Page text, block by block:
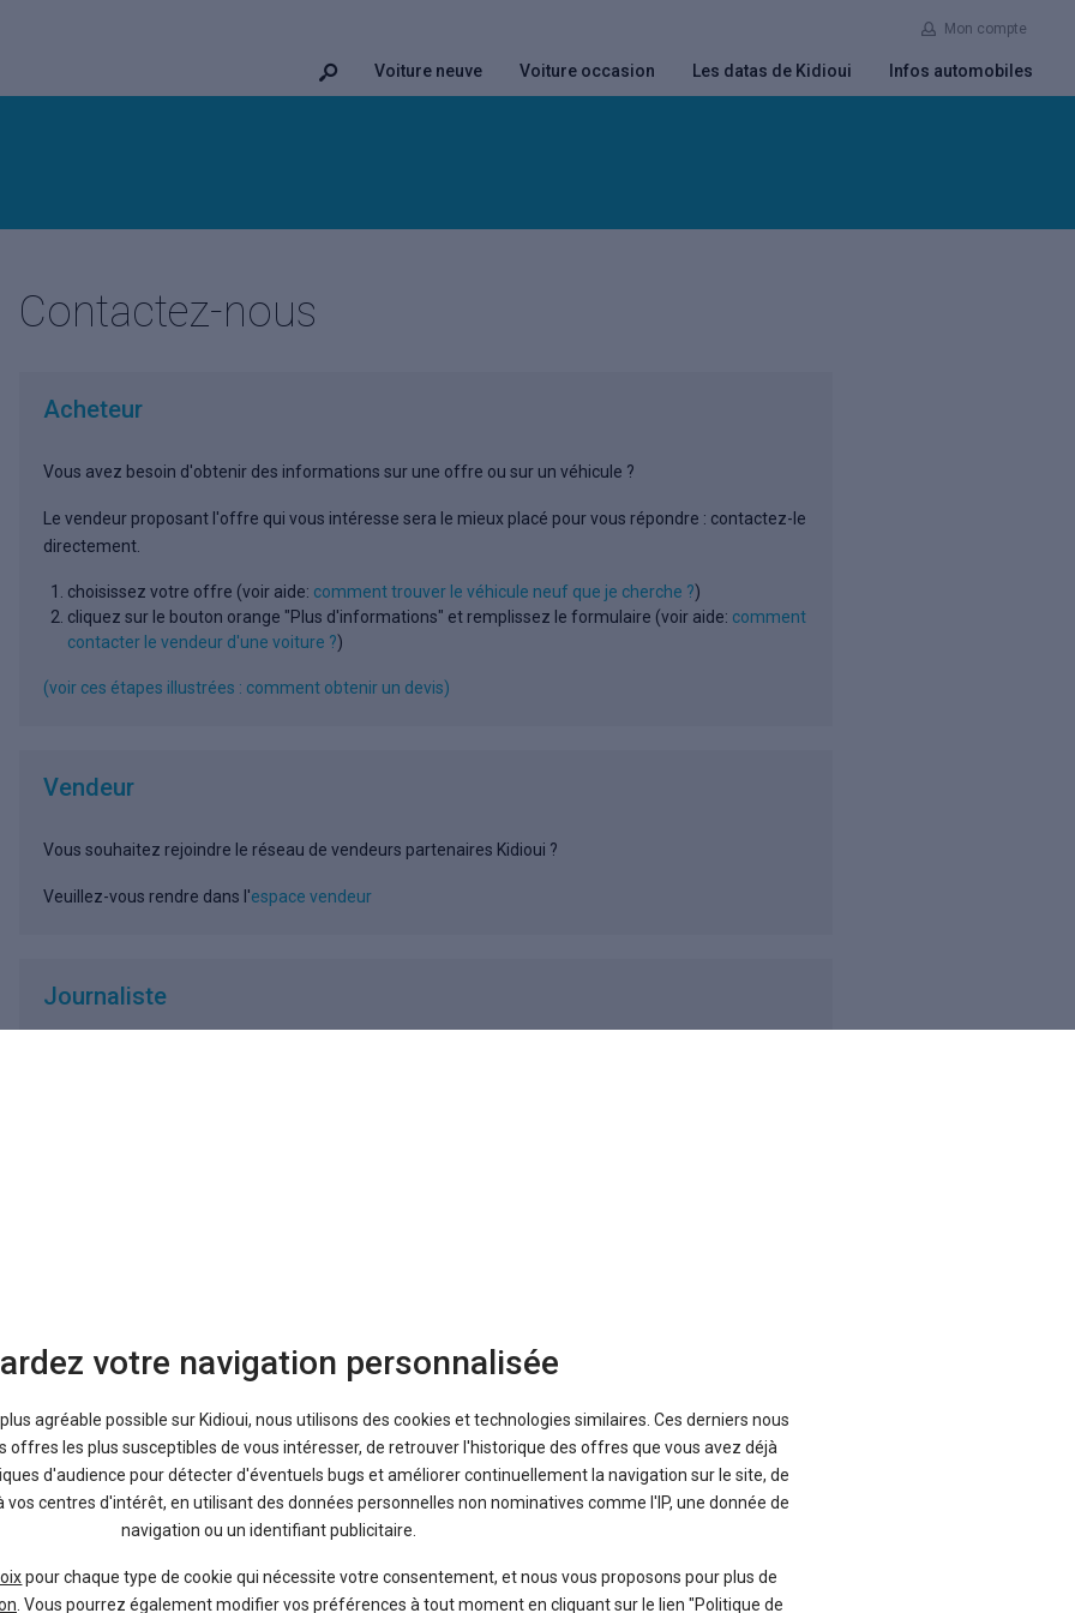
Mon compte
Voiture neuve Voiture occasion Les datas de Kidioui Infos automobiles
Contactez-nous
Acheteur
Vous avez besoin d'obtenir des informations sur une offre ou sur un véhicule ?
Le vendeur proposant l'offre qui vous intéresse sera le mieux placé pour vous répondre : contactez-le
directement.
choisissez votre offre (voir aide: comment trouver le véhicule neuf que je cherche ?)
cliquez sur le bouton orange "Plus d'informations" et remplissez le formulaire (voir aide: comment
contacter le vendeur d'une voiture ?)
(voir ces étapes illustrées : comment obtenir un devis)
Vendeur
Vous souhaitez rejoindre le réseau de vendeurs partenaires Kidioui ?
Veuillez-vous rendre dans l'espace vendeur
Journaliste
Qui sommes-nous
votre navigation personnalisée
agréable possible sur Kidioui, nous utilisons des cookies et technologies similaires. Ces derniers nous
offres les plus susceptibles de vous intéresser, de retrouver l'historique des offres que vous avez déjà
d'audience pour détecter d'éventuels bugs et améliorer continuellement la navigation sur le site, de
centres d'intérêt, en utilisant des données personnelles non nominatives comme l'IP, une donnée de
navigation ou un identifiant publicitaire.
pour chaque type de cookie qui nécessite votre consentement, et nous vous proposons pour plus de
. Vous pourrez également modifier vos préférences à tout moment en cliquant sur le lien "Politique de